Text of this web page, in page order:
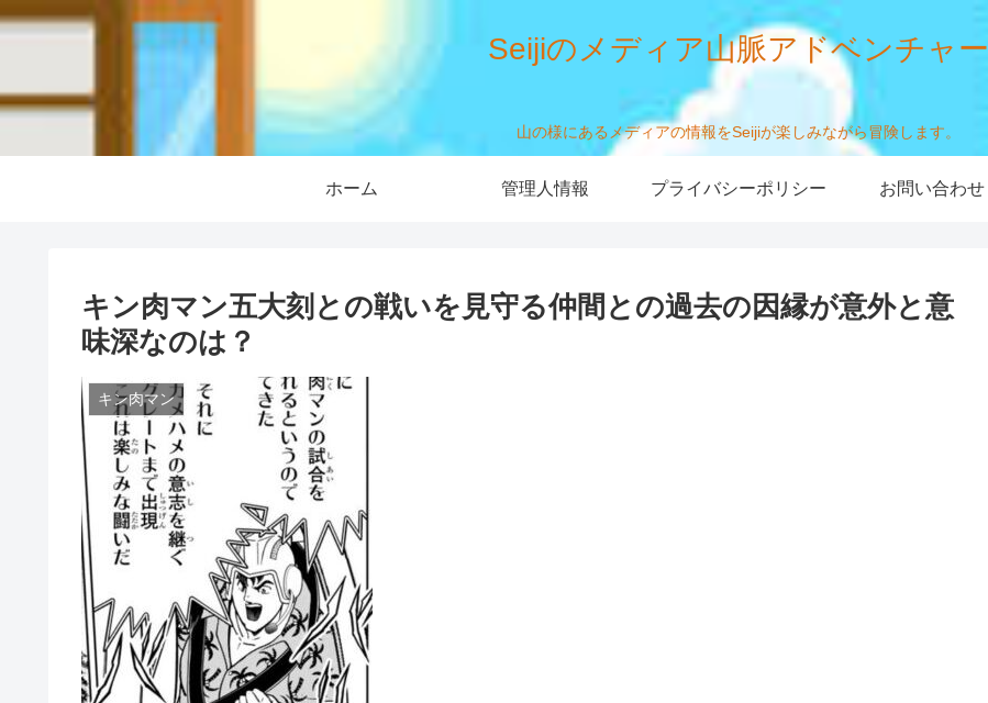
Seijiのメディア山脈アドベンチャー
山の様にあるメディアの情報をSeijiが楽しみながら冒険します。
ホーム 管理人情報 プライバシーポリシー お問い合わせ
キン肉マン五大刻との戦いを見守る仲間との過去の因縁が意外と意
味深なのは？
キン肉マン